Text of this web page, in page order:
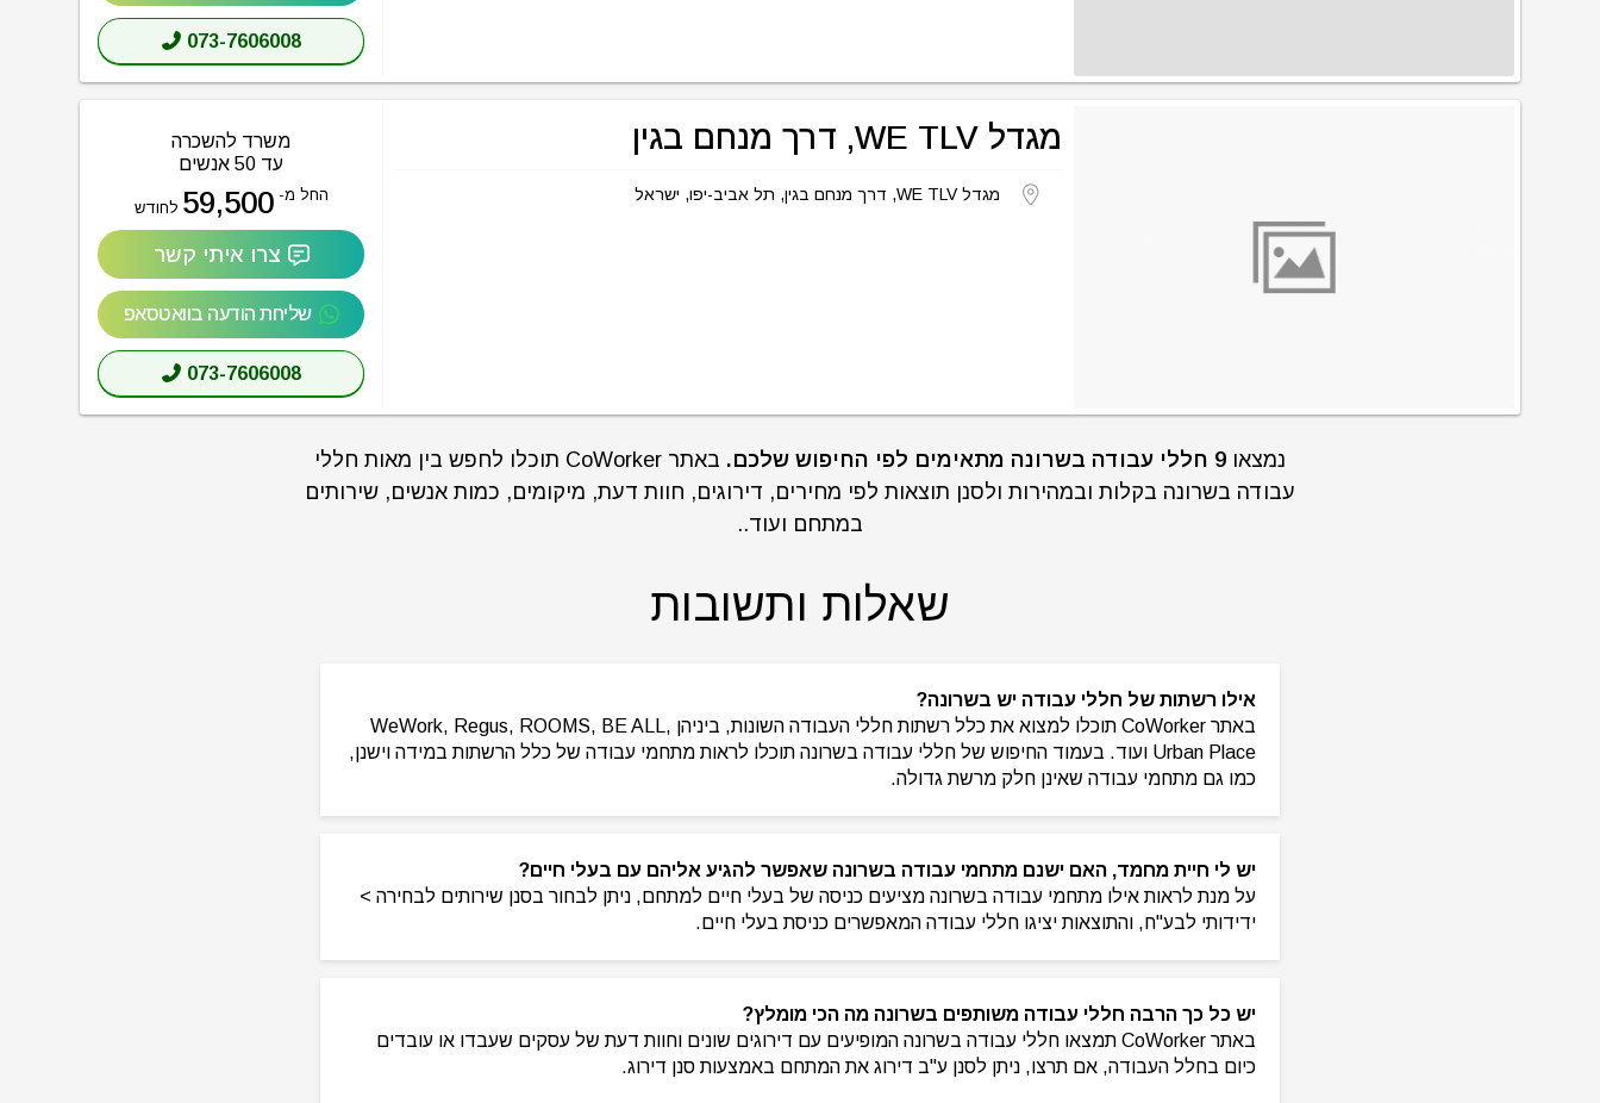
073-7606008
מגדל WE TLV, דרך מנחם בגין
מגדל WE TLV, דרך מנחם בגין, תל אביב-יפו, ישראל
משרד להשכרה
עד 50 אנשים
החל מ- 59,500 לחודש
צרו איתי קשר
שליחת הודעה בוואטסאפ
073-7606008
נמצאו 9 חללי עבודה בשרונה מתאימים לפי החיפוש שלכם.
באתר CoWorker תוכלו לחפש בין מאות חללי
עבודה בשרונה בקלות ובמהירות ולסנן תוצאות לפי מחירים, דירוגים, חוות דעת, מיקומים, כמות אנשים, שירותים
במתחם ועוד..
שאלות ותשובות
אילו רשתות של חללי עבודה יש בשרונה?
באתר CoWorker תוכלו למצוא את כלל רשתות חללי העבודה השונות, ביניהן WeWork, Regus, ROOMS, BE ALL,
Urban Place ועוד. בעמוד החיפוש של חללי עבודה בשרונה תוכלו לראות מתחמי עבודה של כלל הרשתות במידה וישנן,
כמו גם מתחמי עבודה שאינן חלק מרשת גדולה.
יש לי חיית מחמד, האם ישנם מתחמי עבודה בשרונה שאפשר להגיע אליהם עם בעלי חיים?
על מנת לראות אילו מתחמי עבודה בשרונה מציעים כניסה של בעלי חיים למתחם, ניתן לבחור בסנן שירותים לבחירה >
ידידותי לבע"ח, והתוצאות יציגו חללי עבודה המאפשרים כניסת בעלי חיים.
יש כל כך הרבה חללי עבודה משותפים בשרונה מה הכי מומלץ?
באתר CoWorker תמצאו חללי עבודה בשרונה המופיעים עם דירוגים שונים וחוות דעת של עסקים שעבדו או עובדים
כיום בחלל העבודה, אם תרצו, ניתן לסנן ע"ב דירוג את המתחם באמצעות סנן דירוג.